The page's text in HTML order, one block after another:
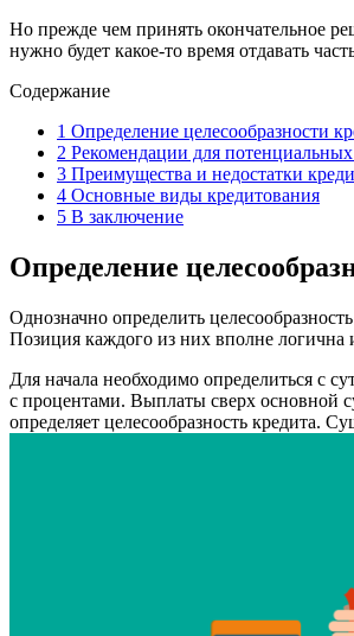
Но прежде чем принять окончательное
нужно будет какое-то время отдавать
Содержание
1 Определение целесообразности
2 Рекомендации для
3 Преимущества и недостатки
4 Основные виды кредитования
5 В заключение
Определение
Однозначно определить
Позиция каждого из них вполне
Для начала необходимо определиться с
с процентами. Выплаты сверх основной
определяет целесообразность кредита.